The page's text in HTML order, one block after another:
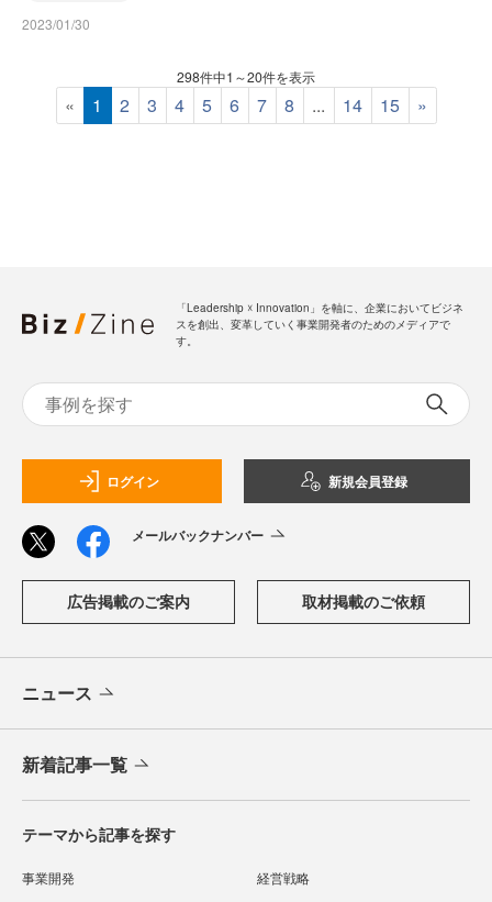
2023/01/30
298件中1～20件を表示
« 1 2 3 4 5 6 7 8 ... 14 15 »
「Leadership ☓ Innovation」を軸に、企業においてビジネ
スを創出、変革していく事業開発者のためのメディアで
す。
ログイン 新規会員登録
メールバックナンバー
広告掲載のご案内 取材掲載のご依頼
ニュース
新着記事一覧
テーマから記事を探す
事業開発 経営戦略